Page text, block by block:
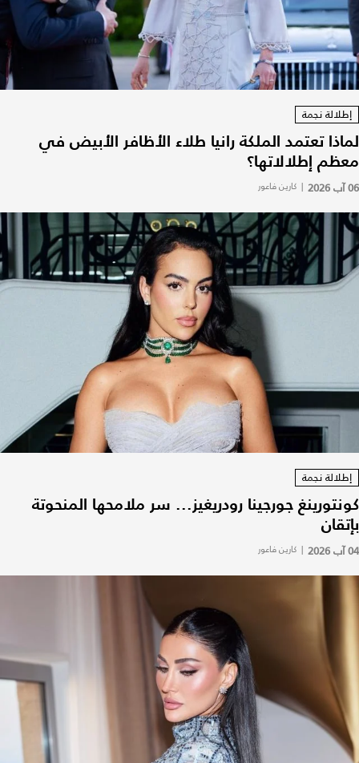
إطلالة نجمة
لماذا تعتمد الملكة رانيا طلاء الأظافر الأبيض في
معظم إطلالاتها؟
06 آب 2026 | كارين فاعور
إطلالة نجمة
كونتورينغ جورجينا رودريغيز... سر ملامحها المنحوتة
بإتقان
04 آب 2026 | كارين فاعور